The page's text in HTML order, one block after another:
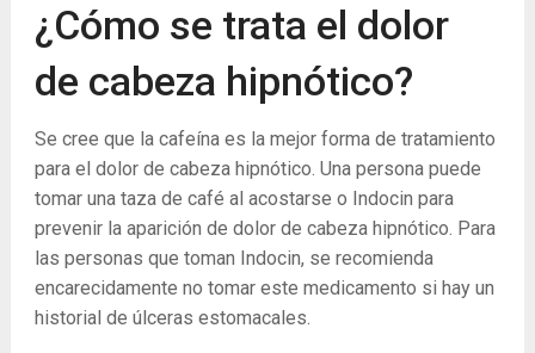
¿Cómo se trata el dolor
de cabeza hipnótico?
Se cree que la cafeína es la mejor forma de tratamiento
para el dolor de cabeza hipnótico. Una persona puede
tomar una taza de café al acostarse o Indocin para
prevenir la aparición de dolor de cabeza hipnótico. Para
las personas que toman Indocin, se recomienda
encarecidamente no tomar este medicamento si hay un
historial de úlceras estomacales.